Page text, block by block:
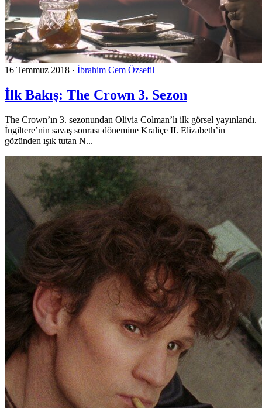
16 Temmuz 2018 · İbrahim Cem Özsefil
İlk Bakış: The Crown 3. Sezon
The Crown’ın 3. sezonundan Olivia Colman’lı ilk görsel yayınlandı.
İngiltere’nin savaş sonrası dönemine Kraliçe II. Elizabeth’in
gözünden ışık tutan N...